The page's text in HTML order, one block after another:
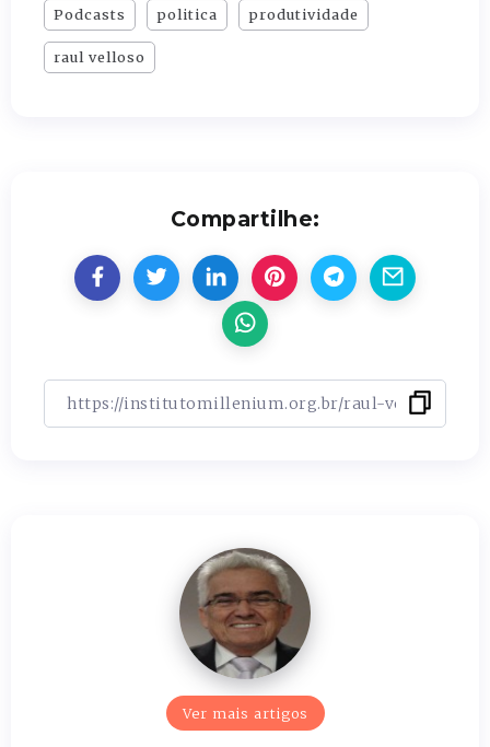
Podcasts politica produtividade
raul velloso
Compartilhe:
Ver mais artigos